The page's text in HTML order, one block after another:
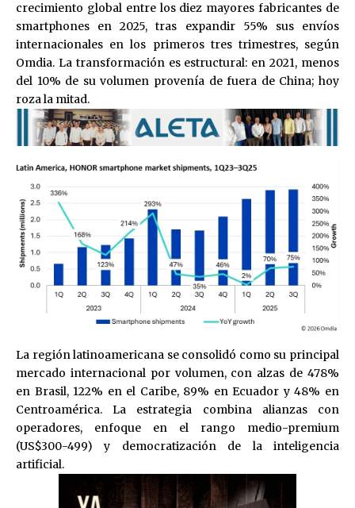
crecimiento global entre los diez mayores fabricantes de
smartphones en 2025, tras expandir 55% sus envíos
internacionales en los primeros tres trimestres, según
Omdia. La transformación es estructural: en 2021, menos
del 10% de su volumen provenía de fuera de China; hoy
roza la mitad.
La región latinoamericana se consolidó como su principal
mercado internacional por volumen, con alzas de 478%
en Brasil, 122% en el Caribe, 89% en Ecuador y 48% en
Centroamérica. La estrategia combina alianzas con
operadores, enfoque en el rango medio-premium
(US$300-499) y democratización de la inteligencia
artificial.